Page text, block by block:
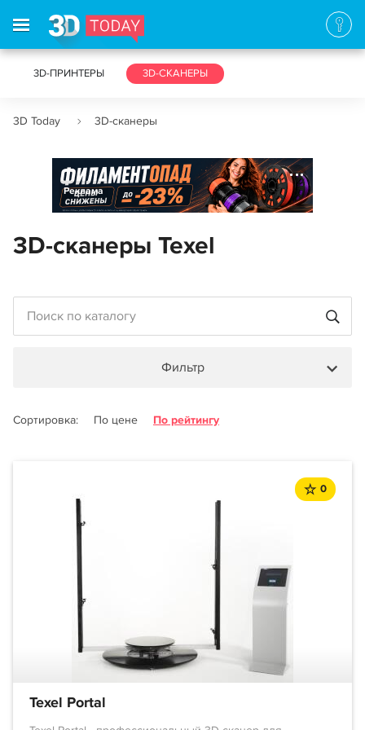
3D-ПРИНТЕРЫ 3D-СКАНЕРЫ
3D Today 3D-сканеры
Реклама
3D-сканеры Texel
Фильтр
Сортировка: По цене По рейтингу
0
Texel Portal